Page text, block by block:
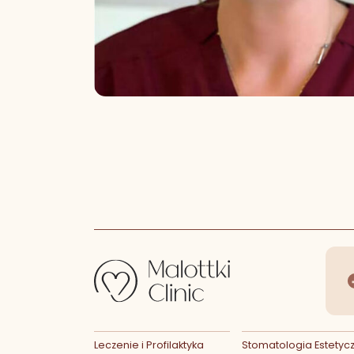
Leczenie i Profilaktyka Stomatologia